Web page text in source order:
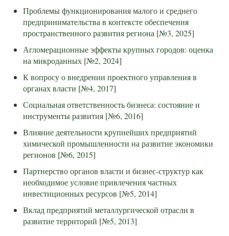
Проблемы функционирования малого и среднего
предпринимательства в контексте обеспечения
пространственного развития региона [№3, 2025]
Агломерационные эффекты крупных городов: оценка
на микроданных [№2, 2024]
К вопросу о внедрении проектного управления в
органах власти [№4, 2017]
Социальная ответственность бизнеса: состояние и
инструменты развития [№6, 2016]
Влияние деятельности крупнейших предприятий
химической промышленности на развитие экономики
регионов [№6, 2015]
Партнерство органов власти и бизнес-структур как
необходимое условие привлечения частных
инвестиционных ресурсов [№5, 2014]
Вклад предприятий металлургической отрасли в
развитие территорий [№5, 2013]